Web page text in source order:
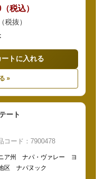
税込）
税抜）
ートに入れる
»
ート
コード：7900478
ア州 ナパ・ヴァレー ヨ
区 ナパヌック